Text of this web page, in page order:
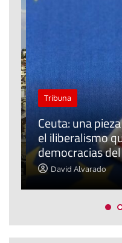
Tribuna
Ceuta: una
el iliberalismo
democracias del
David Alvarado